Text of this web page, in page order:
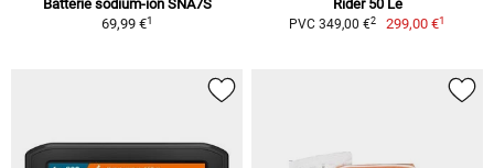
Batterie sodium-ion SNA7S
69,99 €1
Rider 50 Le
PVC 349,00 €2 299,00 €1